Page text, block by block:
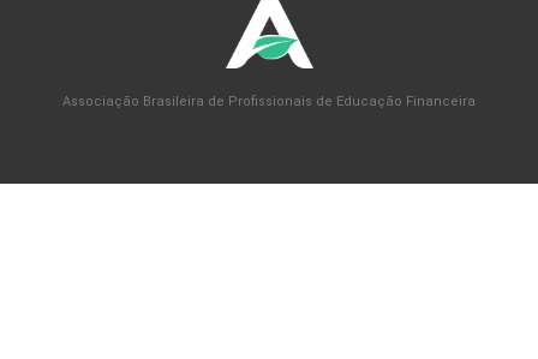
Associação Brasileira de Profissionais de Educação Financeira